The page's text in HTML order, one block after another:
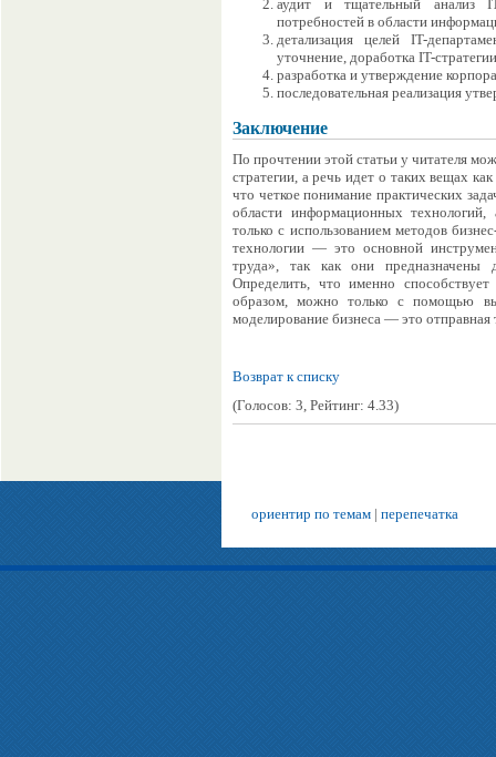
аудит и тщательный анализ
потребностей в области
детализация целей IT-
уточнение, доработка IT-
разработка и утверждение
последовательная реализация
Заключение
По прочтении этой статьи у читателя
стратегии, а речь идет о таких вещах
что четкое понимание практических
области информационных
только с использованием методов
технологии — это основной
труда», так как они предназначены
Определить, что именно
образом, можно только с помощью
моделирование бизнеса — это
Возврат к списку
(Голосов: 3, Рейтинг: 4.33)
ориентир по темам | перепечатка